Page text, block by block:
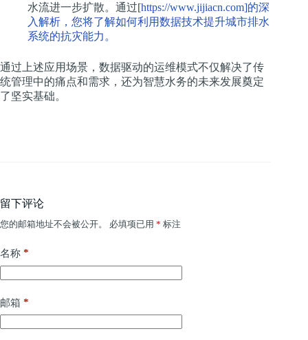
水流进一步扩散。通过[https://www.jijiacn.com]的深
入解析，您将了解如何利用数据技术提升城市排水
系统的抗灾能力。
通过上述应用场景，数据驱动的运维模式不仅解决了传
统管理中的痛点和需求，还为智慧水务的未来发展奠定
了坚实基础。
留下评论
您的邮箱地址不会被公开。 必填项已用 * 标注
名称 *
邮箱 *